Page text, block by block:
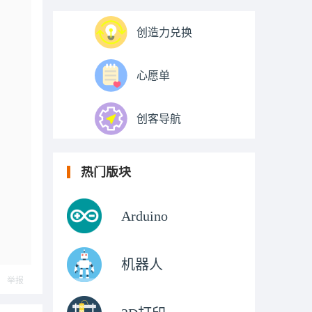
举报
创造力兑换
心愿单
创客导航
热门版块
Arduino
机器人